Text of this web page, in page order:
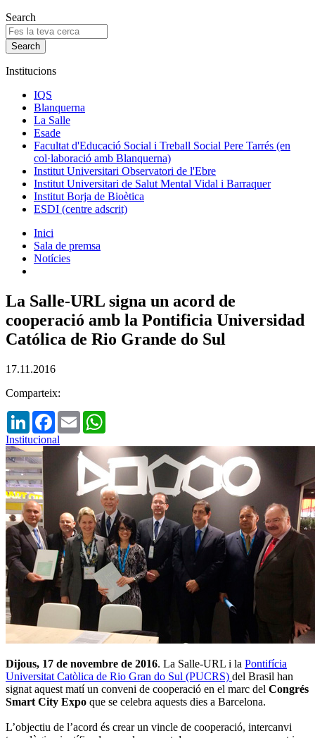
Search
Institucions
IQS
Blanquerna
La Salle
Esade
Facultat d'Educació Social i Treball Social Pere Tarrés (en
col·laboració amb Blanquerna)
Institut Universitari Observatori de l'Ebre
Institut Universitari de Salut Mental Vidal i Barraquer
Institut Borja de Bioètica
ESDI (centre adscrit)
Inici
Sala de premsa
Notícies
La Salle-URL signa un acord de
cooperació amb la Pontificia Universidad
Católica de Rio Grande do Sul
17.11.2016
Comparteix:
LinkedInFacebook
Email
Institucional
Dijous, 17 de novembre de 2016. La Salle-URL i la Pontifícia
Universitat Catòlica de Rio Gran do Sul (PUCRS) del Brasil han
signat aquest matí un conveni de cooperació en el marc del Congrés
Smart City Expo que se celebra aquests dies a Barcelona.
L’objectiu de l’acord és crear un vincle de cooperació, intercanvi